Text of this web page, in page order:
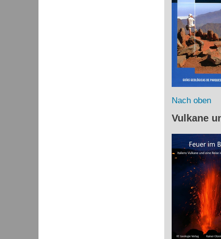
Nach oben
Vulkane